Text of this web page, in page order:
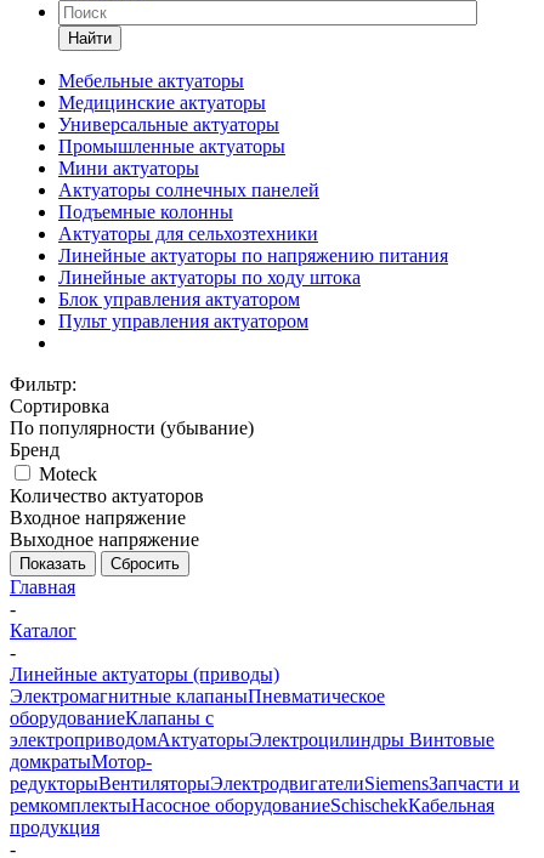
Найти
Мебельные актуаторы
Медицинские актуаторы
Универсальные актуаторы
Промышленные актуаторы
Мини актуаторы
Актуаторы солнечных панелей
Подъемные колонны
Актуаторы для сельхозтехники
Линейные актуаторы по напряжению питания
Линейные актуаторы по ходу штока
Блок управления актуатором
Пульт управления актуатором
Фильтр:
Сортировка
По популярности (убывание)
Бренд
Moteck
Количество актуаторов
Входное напряжение
Выходное напряжение
Показать Сбросить
Главная
-
Каталог
-
Линейные актуаторы (приводы)
Электромагнитные клапаныПневматическое
оборудованиеКлапаны с
электроприводомАктуаторыЭлектроцилиндры Винтовые
домкратыМотор-
редукторыВентиляторыЭлектродвигателиSiemensЗапчасти и
ремкомплектыНасосное оборудованиеSchischekКабельная
продукция
-